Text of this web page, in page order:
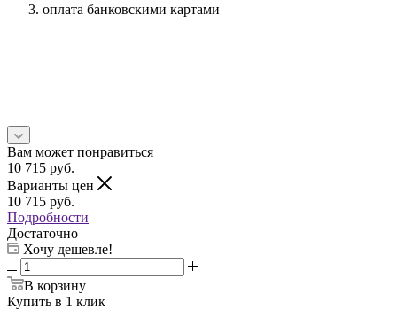
оплата банковскими картами
Вам может понравиться
10 715 руб.
Варианты цен
10 715 руб.
Подробности
Достаточно
Хочу дешевле!
В корзину
Купить в 1 клик